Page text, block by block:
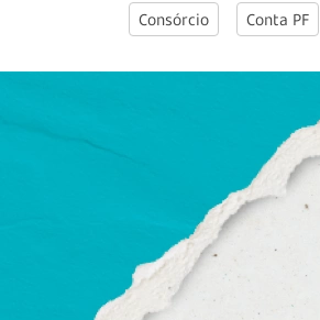
Consórcio Conta PF